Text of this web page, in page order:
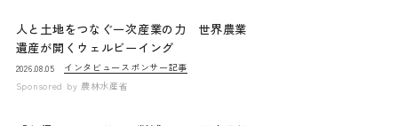
人と土地をつなぐ一次産業の力 世界農業
遺産が開くウェルビーイング
2026.08.05 インタビュー スポンサー記事
Sponsored by 農林水産省